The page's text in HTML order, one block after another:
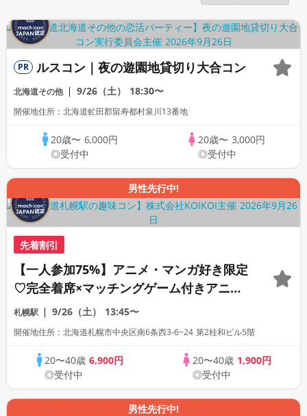
PR ルスコン｜夜の遊園地貸切り大合コン
北海道その他 9/26（土） 18:30〜
開催地住所：北海道虻田郡留寿都村泉川13番地
20歳〜 6,000円
◎受付中
20歳〜 3,000円
◎受付中
男性先行中!
先着割引
【一人参加75%】アニメ・マンガ好き限定
♡完全着席×マッチングゲーム付きアニメ
コン
札幌駅 9/26（土） 13:45〜
開催地住所：北海道札幌市中央区南6条西3-6−24 第2桂和ビル5階
20〜40歳6,900円
◎受付中
20〜40歳 1,900円
◎受付中
男性先行中!